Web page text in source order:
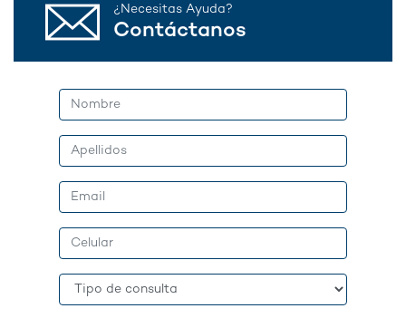
¿Necesitas Ayuda?
Contáctanos